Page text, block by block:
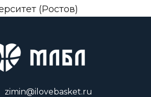
(Ростов)
zimin@ilovebasket.ru